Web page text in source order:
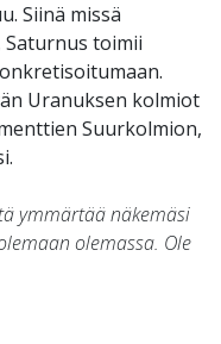
Siinä missä
toimii
Uranuksen kolmiot
Suurkolmion,
ymmärtää näkemäsi
olemassa. Ole